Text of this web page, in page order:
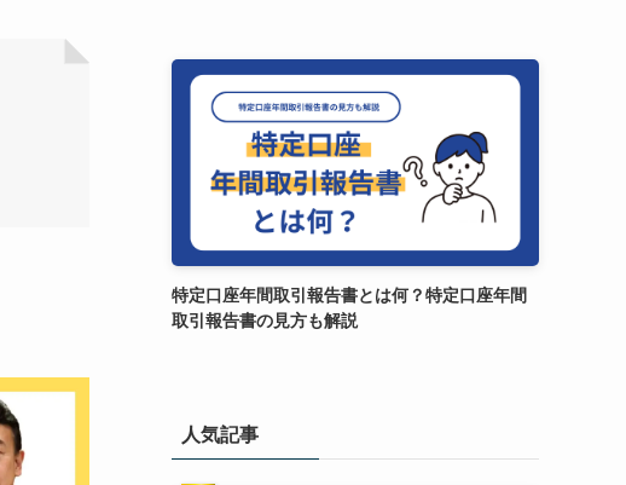
特定口座年間取引報告書とは何？特定口座年間
取引報告書の見方も解説
人気記事